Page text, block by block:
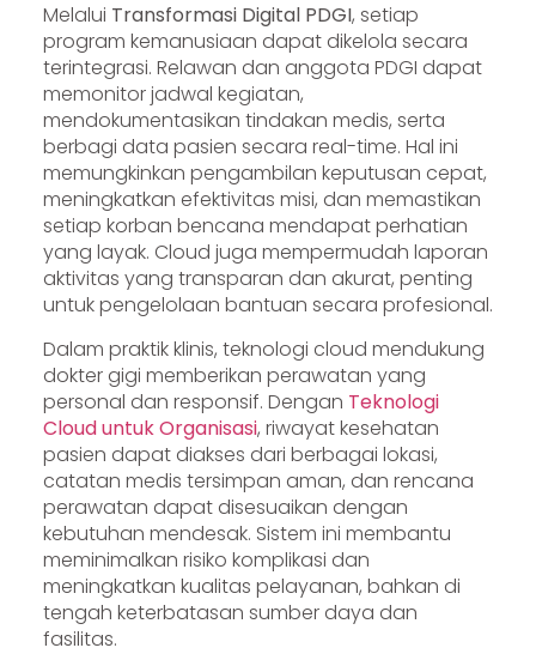
Melalui Transformasi Digital PDGI, setiap
program kemanusiaan dapat dikelola secara
terintegrasi. Relawan dan anggota PDGI dapat
memonitor jadwal kegiatan,
mendokumentasikan tindakan medis, serta
berbagi data pasien secara real-time. Hal ini
memungkinkan pengambilan keputusan cepat,
meningkatkan efektivitas misi, dan memastikan
setiap korban bencana mendapat perhatian
yang layak. Cloud juga mempermudah laporan
aktivitas yang transparan dan akurat, penting
untuk pengelolaan bantuan secara profesional.
Dalam praktik klinis, teknologi cloud mendukung
dokter gigi memberikan perawatan yang
personal dan responsif. Dengan Teknologi
Cloud untuk Organisasi, riwayat kesehatan
pasien dapat diakses dari berbagai lokasi,
catatan medis tersimpan aman, dan rencana
perawatan dapat disesuaikan dengan
kebutuhan mendesak. Sistem ini membantu
meminimalkan risiko komplikasi dan
meningkatkan kualitas pelayanan, bahkan di
tengah keterbatasan sumber daya dan
fasilitas.